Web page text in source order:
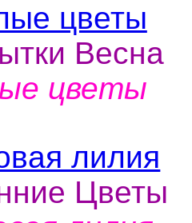
Весна
цветы
Цветы